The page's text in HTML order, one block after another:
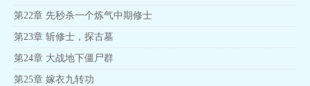
第22章 先秒杀一个炼气中期修士
第23章 斩修士，探古墓
第24章 大战地下僵尸群
第25章 嫁衣九转功